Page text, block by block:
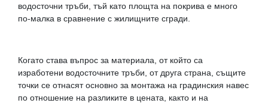
водосточни тръби, тъй като площта на покрива е много
по-малка в сравнение с жилищните сгради.
Когато става въпрос за материала, от който са
изработени водосточните тръби, от друга страна, същите
точки се отнасят основно за монтажа на градинския навес
по отношение на разликите в цената, както и на